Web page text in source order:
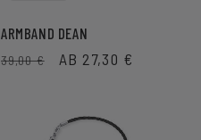
ARMBAND DEAN
NORMALER
39,00 € VERKAUFSPREIS
AB 27,30 €